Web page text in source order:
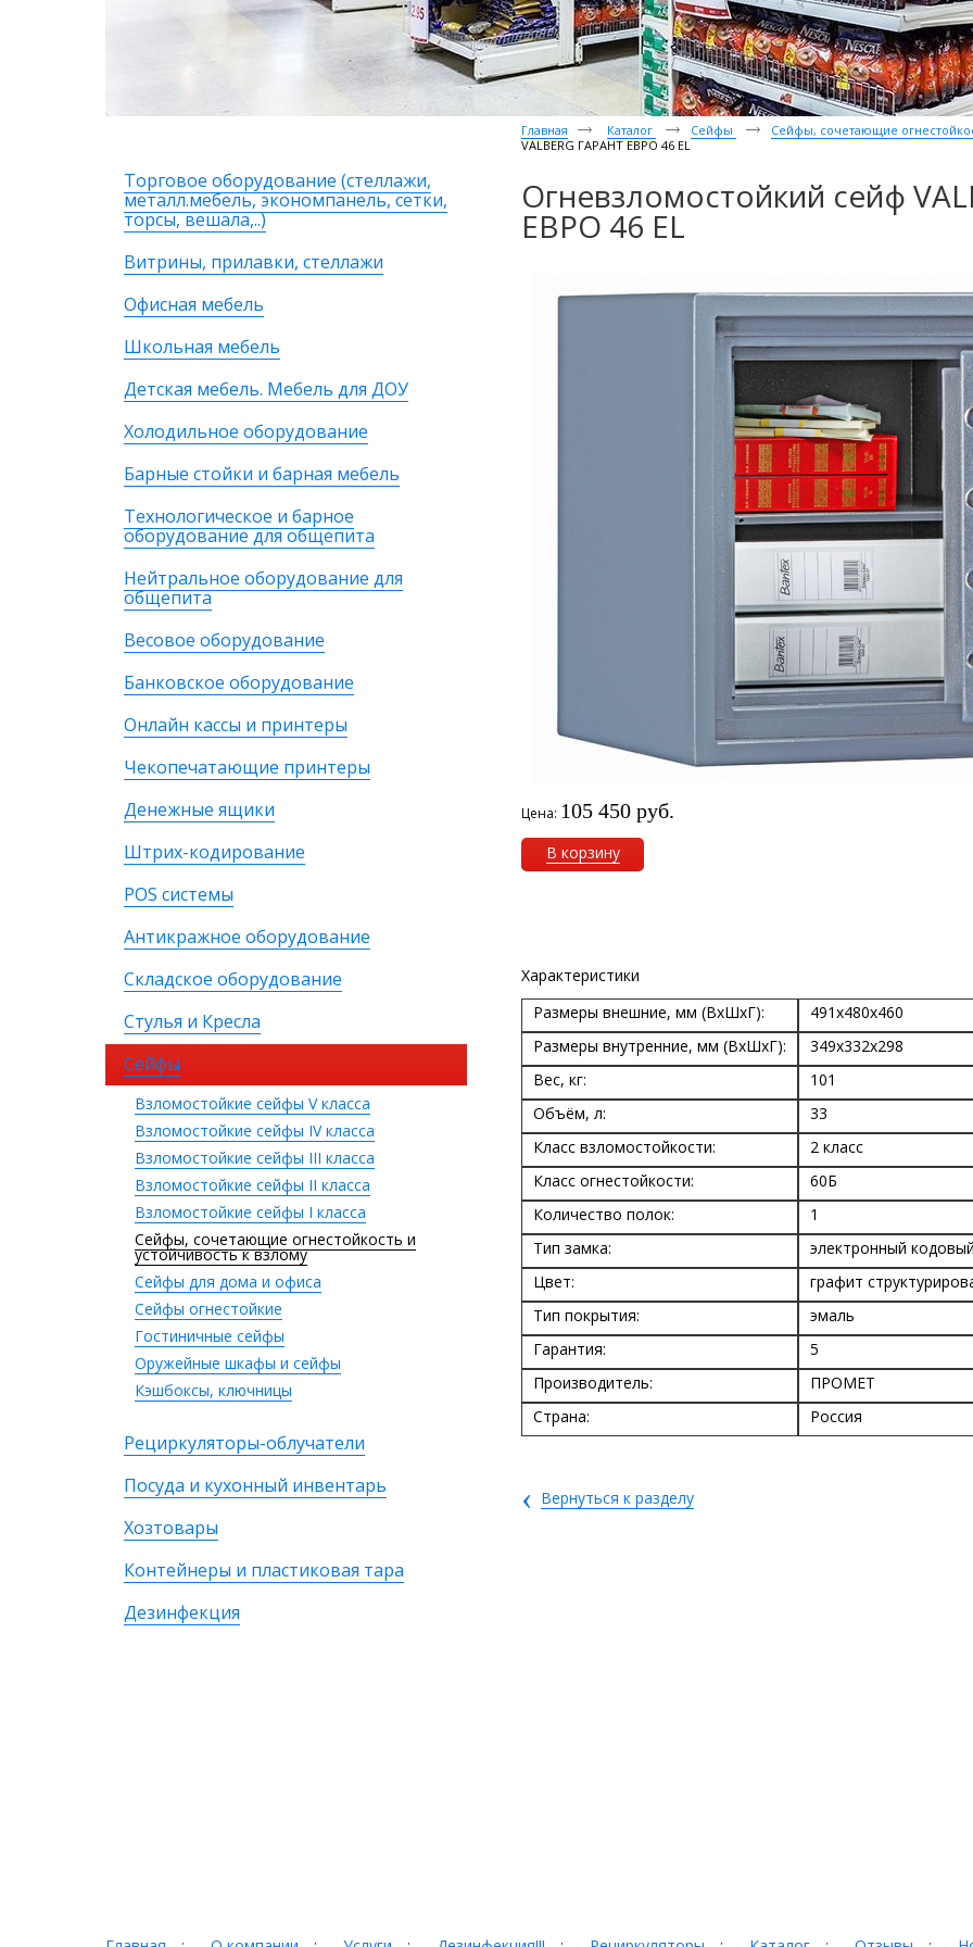
Торговое оборудование (стеллажи,
металл.мебель, экономпанель, сетки,
торсы, вешала,..)
Витрины, прилавки, стеллажи
Офисная мебель
Школьная мебель
Детская мебель. Мебель для ДОУ
Холодильное оборудование
Барные стойки и барная мебель
Технологическое и барное
оборудование для общепита
Нейтральное оборудование для
общепита
Весовое оборудование
Банковское оборудование
Онлайн кассы и принтеры
Чекопечатающие принтеры
Денежные ящики
Штрих-кодирование
POS системы
Антикражное оборудование
Складское оборудование
Стулья и Кресла
Сейфы
Взломостойкие сейфы V класса
Взломостойкие сейфы IV класса
Взломостойкие сейфы III класса
Взломостойкие сейфы II класса
Взломостойкие сейфы I класса
Сейфы, сочетающие огнестойкость и
устойчивость к взлому
Сейфы для дома и офиса
Сейфы огнестойкие
Гостиничные сейфы
Оружейные шкафы и сейфы
Кэшбоксы, ключницы
Рециркуляторы-облучатели
Посуда и кухонный инвентарь
Хозтовары
Контейнеры и пластиковая тара
Дезинфекция
Главная Каталог Сейфы Сейфы, сочетающие
VALBERG ГАРАНТ ЕВРО 46 EL
Огневзломостойкий сейф
ЕВРО 46 EL
Цена: 105 450 руб.
В корзину
Характеристики
Размеры внешние, мм (ВхШхГ):
491x480x460
Размеры внутренние, мм (ВхШхГ):
349x332x298
Вес, кг:
101
Объём, л:
33
Класс взломостойкости:
2 класс
Класс огнестойкости:
60Б
Количество полок:
1
Тип замка:
электронный кодовый
Цвет:
графит
Тип покрытия:
эмаль
Гарантия:
5
Производитель:
ПРОМЕТ
Страна:
Россия
‹ Вернуться к разделу
Дезинфекция!!!